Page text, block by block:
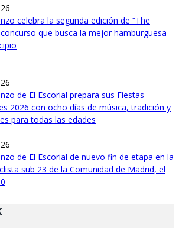
celebra la segunda edición de “The
que busca la mejor hamburguesa
de El Escorial prepara sus Fiestas
2026 con ocho días de música, tradición y
para todas las edades
de El Escorial de nuevo fin de etapa en la
sub 23 de la Comunidad de Madrid, el